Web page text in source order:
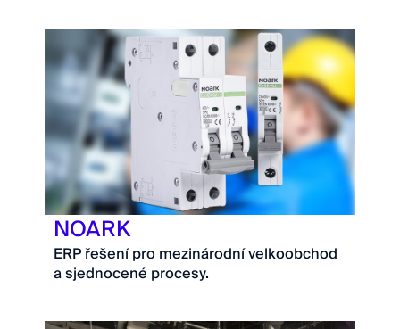
NOARK
ERP řešení pro mezinárodní velkoobchod
a sjednocené procesy.